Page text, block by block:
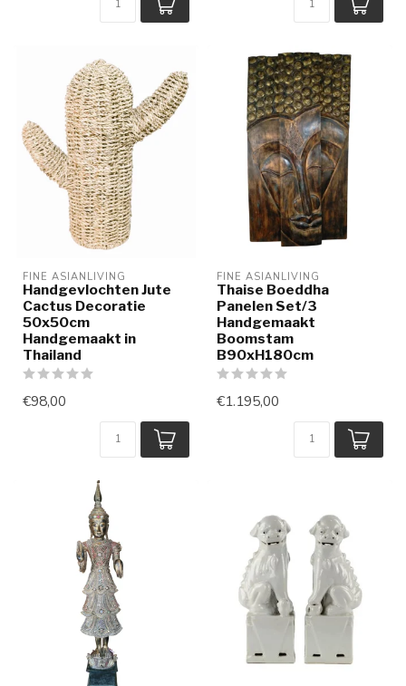
FINE ASIANLIVING
Handgevlochten Jute
Cactus Decoratie
50x50cm
Handgemaakt in
Thailand
€98,00
FINE ASIANLIVING
Thaise Boeddha
Panelen Set/3
Handgemaakt
Boomstam
B90xH180cm
€1.195,00